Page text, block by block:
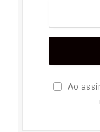
Ao